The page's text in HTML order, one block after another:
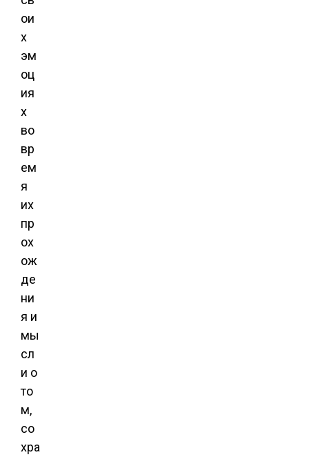
ои
х
эм
оц
ия
х
во
вр
ем
я
их
пр
ох
ож
де
ни
я и
мы
сл
и о
то
м,
со
хра